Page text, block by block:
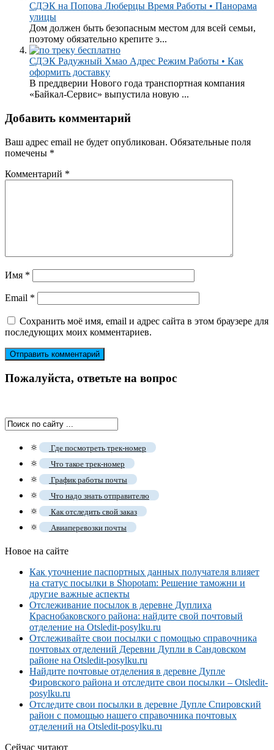
СДЭК на Попова Люберцы Время Работы • Панорама
улицы
Дом должен быть безопасным местом для всей семьи,
поэтому обязательно крепите э...
СДЭК Радужный Хмао Адрес Режим Работы • Как
оформить доставку
В преддверии Нового года транспортная компания
«Байкал-Сервис» выпустила новую ...
Добавить комментарий
Ваш адрес email не будет опубликован. Обязательные поля
помечены *
Комментарий *
Имя *
Email *
Сохранить моё имя, email и адрес сайта в этом браузере для
последующих моих комментариев.
Пожалуйста, ответьте на вопрос
🔅 Где посмотреть трек-номер
🔅 Что такое трек-номер
🔅 График работы почты
🔅 Что надо знать отправителю
🔅 Как отследить свой заказ
🔅 Авиаперевозки почты
Новое на сайте
Как уточнение паспортных данных получателя влияет
на статус посылки в Shopotam: Решение таможни и
другие важные аспекты
Отслеживание посылок в деревне Дуплиха
Краснобаковского района: найдите свой почтовый
отделение на Otsledit-posylku.ru
Отслеживайте свои посылки с помощью справочника
почтовых отделений Деревни Дупли в Сандовском
районе на Otsledit-posylku.ru
Найдите почтовые отделения в деревне Дупле
Фировского района и отследите свои посылки – Otsledit-
posylku.ru
Отследите свои посылки в деревне Дупле Спировский
район с помощью нашего справочника почтовых
отделений на Otsledit-posylku.ru
Сейчас читают